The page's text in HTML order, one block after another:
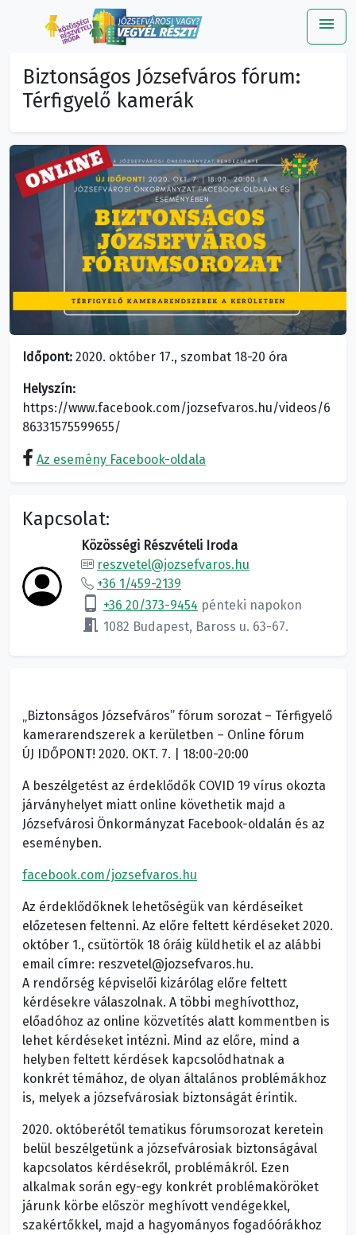
menu
Biztonságos Józsefváros fórum:
Térfigyelő kamerák
Időpont: 2020. október 17., szombat 18-20 óra
Helyszín:
https://www.facebook.com/jozsefvaros.hu/videos/6
86331575599655/
Az esemény Facebook-oldala
Kapcsolat:
Közösségi Részvételi Iroda
reszvetel@jozsefvaros.hu
+36 1/459-2139
phone_android +36 20/373-9454 pénteki napokon
meeting_room 1082 Budapest, Baross u. 63-67.
„Biztonságos Józsefváros” fórum sorozat – Térfigyelő
kamerarendszerek a kerületben – Online fórum
ÚJ IDŐPONT! 2020. OKT. 7. | 18:00-20:00
A beszélgetést az érdeklődők COVID 19 vírus okozta
járványhelyet miatt online követhetik majd a
Józsefvárosi Önkormányzat Facebook-oldalán és az
eseményben.
facebook.com/jozsefvaros.hu
Az érdeklődőknek lehetőségük van kérdéseiket
előzetesen feltenni. Az előre feltett kérdéseket 2020.
október 1., csütörtök 18 óráig küldhetik el az alábbi
email címre: reszvetel@jozsefvaros.hu.
A rendőrség képviselői kizárólag előre feltett
kérdésekre válaszolnak. A többi meghívotthoz,
előadóhoz az online közvetítés alatt kommentben is
lehet kérdéseket intézni. Mind az előre, mind a
helyben feltett kérdések kapcsolódhatnak a
konkrét témához, de olyan általános problémákhoz
is, melyek a józsefvárosiak biztonságát érintik.
2020. októberétől tematikus fórumsorozat keretein
belül beszélgetünk a józsefvárosiak biztonságával
kapcsolatos kérdésekről, problémákról. Ezen
alkalmak során egy-egy konkrét problémaköröket
járunk körbe először meghívott vendégekkel,
szakértőkkel, majd a hagyományos fogadóórákhoz